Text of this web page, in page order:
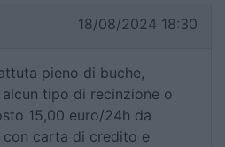
18/08/2024 18:30
pieno di buche,
tipo di recinzione o
15,00 euro/24h da
con carta di credito e